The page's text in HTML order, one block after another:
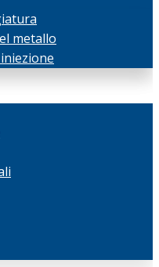
metallo